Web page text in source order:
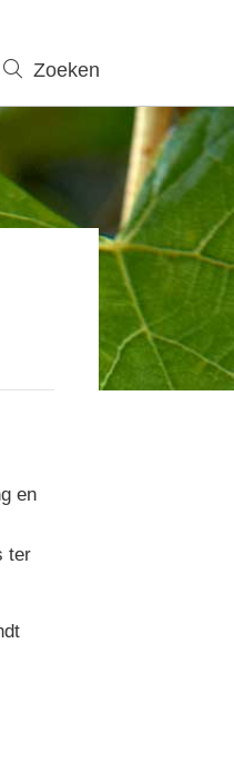
Zoeken
en
ter